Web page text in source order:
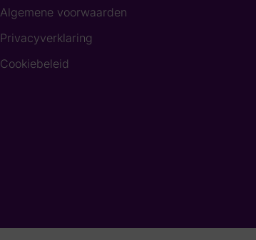
Algemene voorwaarden
Privacyverklaring
Cookiebeleid